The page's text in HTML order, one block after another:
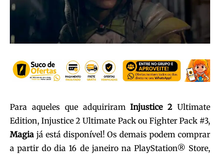
Para aqueles que adquiriramInjustice 2 Ultimate
Edition, Injustice 2 Ultimate Pack ou Fighter Pack #3,
Magia já está disponível! Os demais podem comprar
a partir do dia 16 de janeiro na PlayStation® Store,